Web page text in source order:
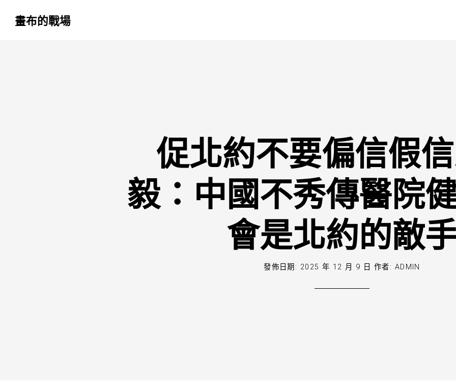
畫布的戰場
促北約不要偏信假
毅：中國不秀傳醫院
會是北約的敵
發佈日期: 2025 年 12 月 9 日 作者: ADMIN